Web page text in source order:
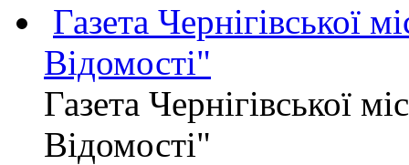
Газета Чернігівської
Відомості"
Газета Чернігівської
Відомості"